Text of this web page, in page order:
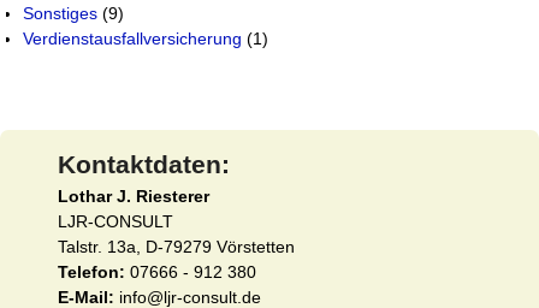
Sonstiges (9)
Verdienstausfallversicherung (1)
Kontaktdaten:
Lothar J. Riesterer
LJR-CONSULT
Talstr. 13a, D-79279 Vörstetten
Telefon: 07666 - 912 380
E-Mail: info@ljr-consult.de